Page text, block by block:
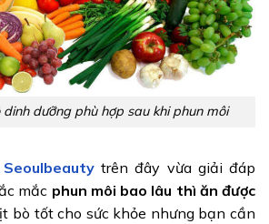
dinh dưỡng phù hợp sau khi phun môi
Seoulbeautytrên đây vừa giải đáp
mắc phun môi bao lâu thì ăn được
bò tốt cho sức khỏe nhưng bạn cần